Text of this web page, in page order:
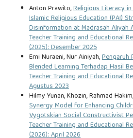
Anton Prawito,Religious Literacy
Islamic Religious Education (PAI)
Disinformation at Madrasah Aliyah
Teacher Training and Educational
(2025): Desember 2025
Erni Nuraeni, Nur Ainiyah,Pengaruh
Blended Learning Terhadap Hasil
Teacher Training and Educational
Agustus 2023
Hilmy Yunan, Khozin, Rahmad Hakim,
Synergy Model for Enhancing
Vygotskian Social Constructivist
Teacher Training and Educational
(2026): April 2026